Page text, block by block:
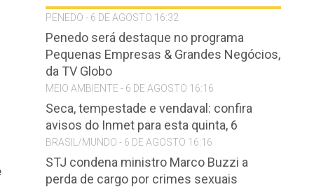
PENEDO - 6 DE AGOSTO 16:32
Penedo será destaque no programa
Pequenas Empresas & Grandes Negócios,
da TV Globo
MEIO AMBIENTE - 6 DE AGOSTO 16:16
Seca, tempestade e vendaval: confira
avisos do Inmet para esta quinta, 6
BRASIL/MUNDO - 6 DE AGOSTO 16:16
STJ condena ministro Marco Buzzi a
perda de cargo por crimes sexuais